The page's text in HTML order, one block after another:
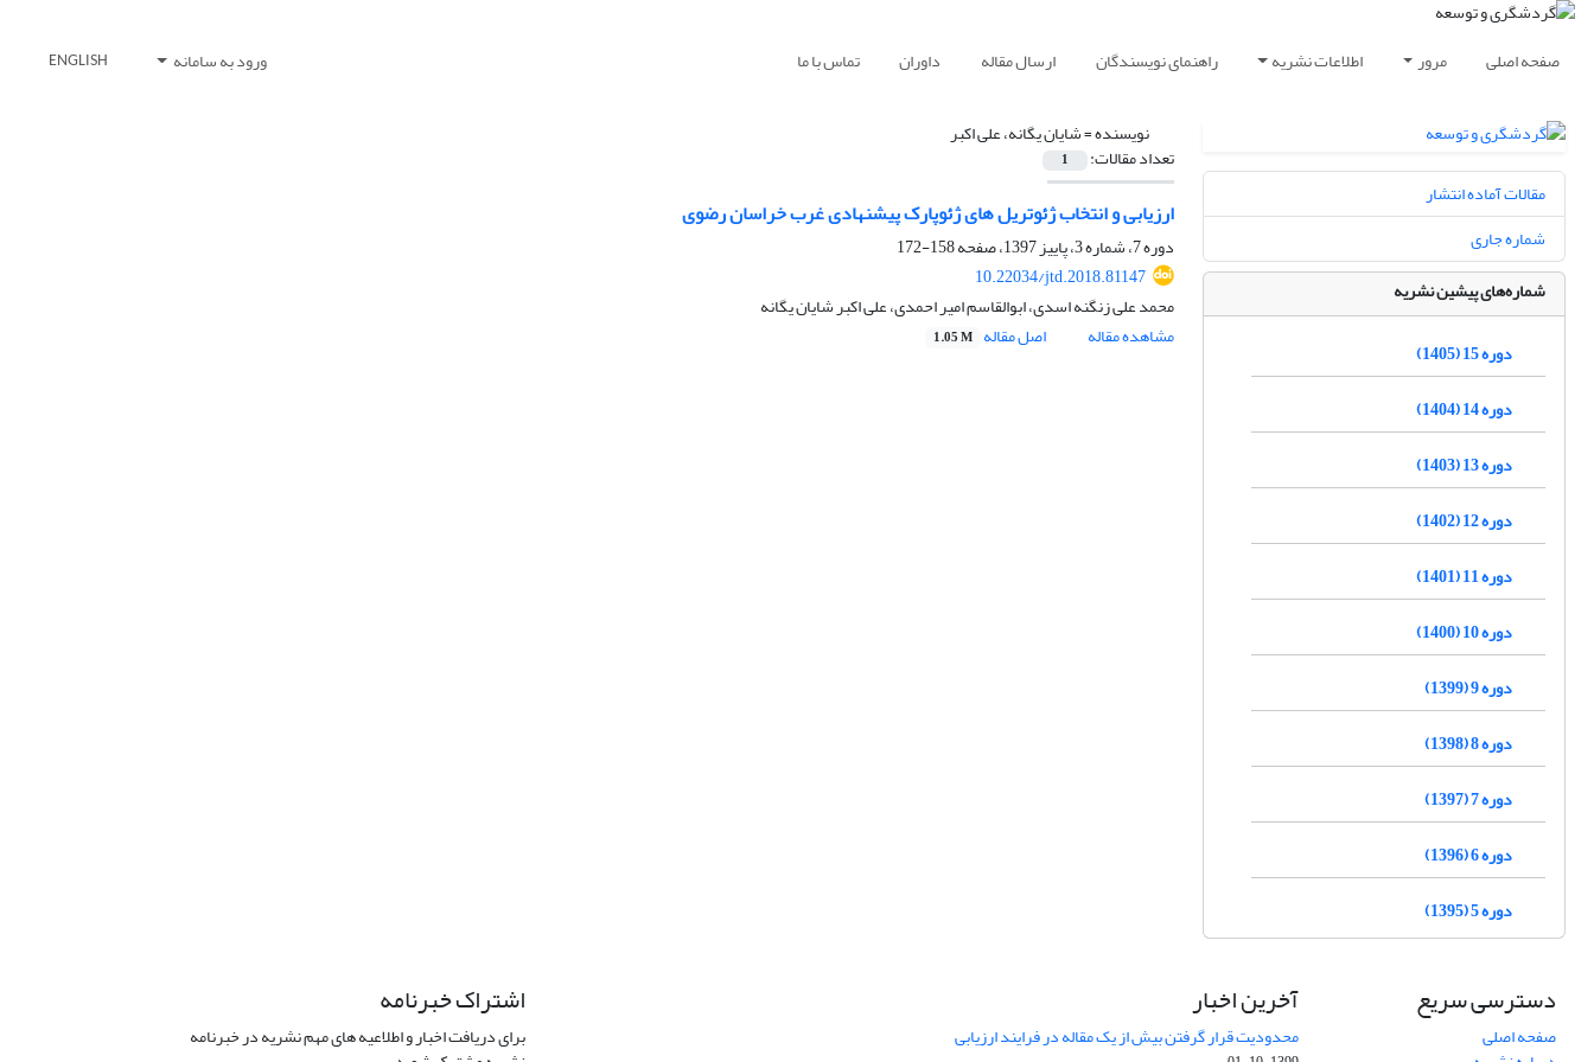
صفحه اصلی مرور اطلاعات نشریه راهنمای نویسندگان ارسال مقاله داوران تماس با ما ورود به سامانه ENGLISH
نویسنده =شایان یگانه، علی اکبر
تعداد مقالات: 1
ارزیابی و انتخاب ژئوتریل های ژئوپارک پیشنهادی غرب خراسان رضوی
دوره 7، شماره 3، پاییز 1397، صفحه
158-172
10.22034/jtd.2018.81147
محمد علی زنگنه اسدی، ابوالقاسم امیر احمدی، علی اکبر شایان یگانه
مشاهده مقاله
اصل مقاله 1.05 M
مقالات آماده انتشار
شماره جاری
شماره‌های پیشین نشریه
دوره 15 (1405)
دوره 14 (1404)
دوره 13 (1403)
دوره 12 (1402)
دوره 11 (1401)
دوره 10 (1400)
دوره 9 (1399)
دوره 8 (1398)
دوره 7 (1397)
دوره 6 (1396)
دوره 5 (1395)
دسترسی سریع
صفحه اصلی
آخرین اخبار
محدودیت قرار گرفتن بیش از یک مقاله در فرایند ارزیابی
اشتراک خبرنامه
برای دریافت اخبار و اطلاعیه های مهم نشریه در خبرنامه